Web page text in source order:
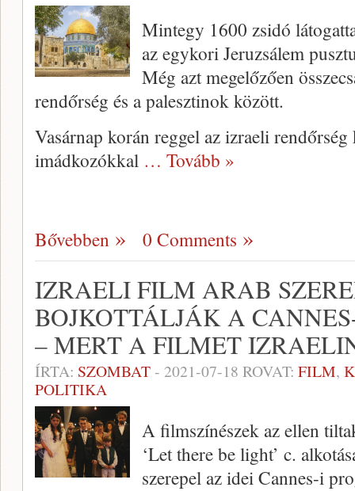
Mintegy 1600 zsidó
az egykori Jeruzsálem
Még azt megelőzően
rendőrség és a palesztinok között.
Vasárnap korán reggel az izraeli
imádkozókkal … Tovább »
Bővebben 0 Comments
IZRAELI FILM ARAB
BOJKOTTÁLJÁK A
– MERT A FILMET
ÍRTA: SZOMBAT- 2021-07-18 ROVAT: FILM,
POLITIKA
A filmszínészek az ellen
‘Let there be light’ c.
szerepel az idei Cannes-i